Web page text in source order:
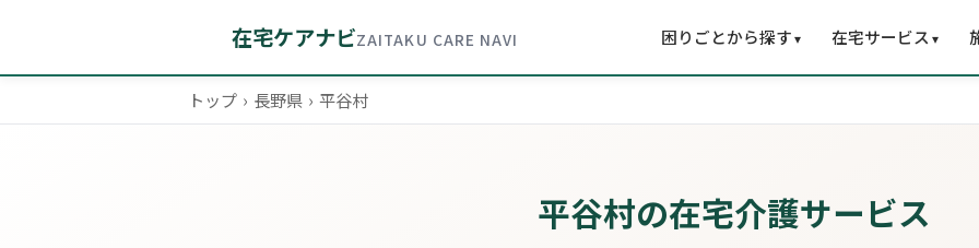
在宅ケアナビZAITAKU CARE NAVI 困りごとから探す▾ 在宅サービス ▾
トップ › 長野県 › 平谷村
平谷村の在宅介護サービス